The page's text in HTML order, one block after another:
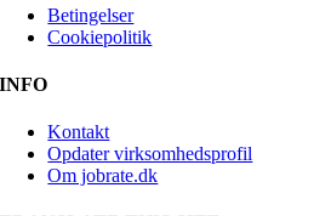
Betingelser
Cookiepolitik
INFO
Kontakt
Opdater virksomhedsprofil
Om jobrate.dk